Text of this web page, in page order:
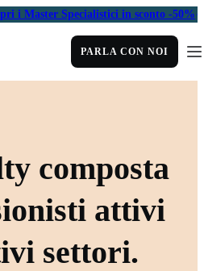
i Master Specialistici in sconto -50%
PARLA CON NOI
composta
attivi
settori.